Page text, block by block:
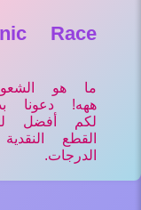
Race
ما هو
ههه! دعونا
لكم أفضل
القطع
الدرجات.